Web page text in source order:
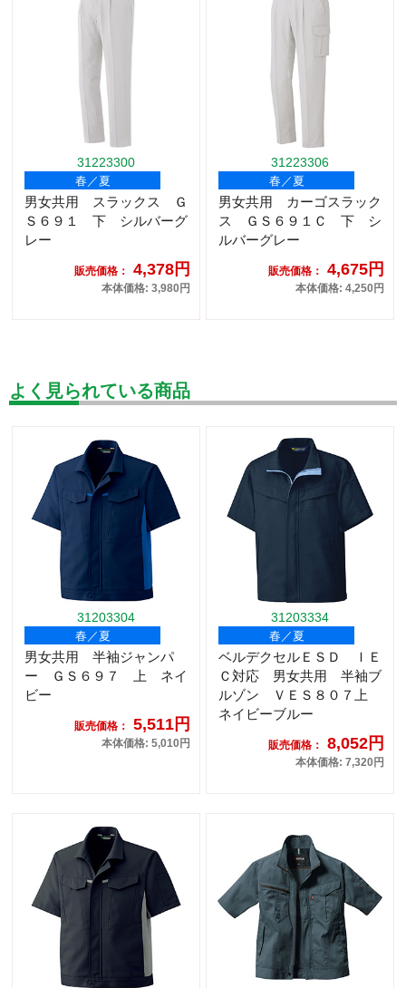
31223300
春／夏
男女共用 スラックス Ｇ
Ｓ６９１ 下 シルバーグ
レー
販売価格： 4,378円
本体価格: 3,980円
31223306
春／夏
男女共用 カーゴスラック
ス ＧＳ６９１Ｃ 下 シ
ルバーグレー
販売価格： 4,675円
本体価格: 4,250円
よく見られている商品
31203304
春／夏
男女共用 半袖ジャンパ
ー ＧＳ６９７ 上 ネイ
ビー
販売価格： 5,511円
本体価格: 5,010円
31203334
春／夏
ベルデクセルＥＳＤ ＩＥ
Ｃ対応 男女共用 半袖ブ
ルゾン ＶＥＳ８０７上
ネイビーブルー
販売価格： 8,052円
本体価格: 7,320円